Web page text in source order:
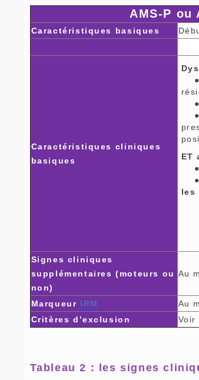
AMS-P
Caractéristiques basiques
Caractéristiques cliniques
basiques
●
●
●
ET
●
●
les
▪
▪
▪
▪
Signes cliniques
supplémentaires (moteurs ou
non)
Au
Marqueur IRM Au
Critères d’exclusion
Voir
Tableau 2 : les signes